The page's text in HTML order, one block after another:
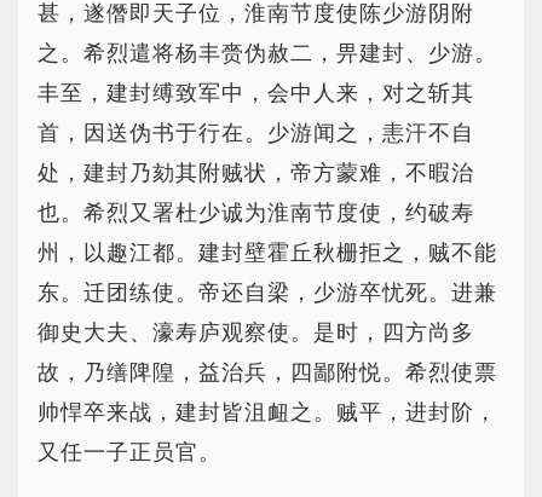
甚，遂僭即天子位，淮南节度使陈少游阴附
之。希烈遣将杨丰赍伪赦二，畀建封、少游。
丰至，建封缚致军中，会中人来，对之斩其
首，因送伪书于行在。少游闻之，恚汗不自
处，建封乃劾其附贼状，帝方蒙难，不暇治
也。希烈又署杜少诚为淮南节度使，约破寿
州，以趣江都。建封壁霍丘秋栅拒之，贼不能
东。迁团练使。帝还自梁，少游卒忧死。进兼
御史大夫、濠寿庐观察使。是时，四方尚多
故，乃缮陴隍，益治兵，四鄙附悦。希烈使票
帅悍卒来战，建封皆沮衄之。贼平，进封阶，
又任一子正员官。